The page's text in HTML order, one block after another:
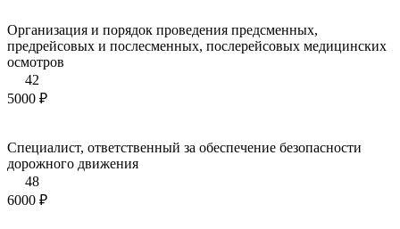
Организация и порядок проведения предсменных,
предрейсовых и послесменных, послерейсовых медицинских
осмотров
42
5000 ₽
Специалист, ответственный за обеспечение безопасности
дорожного движения
48
6000 ₽